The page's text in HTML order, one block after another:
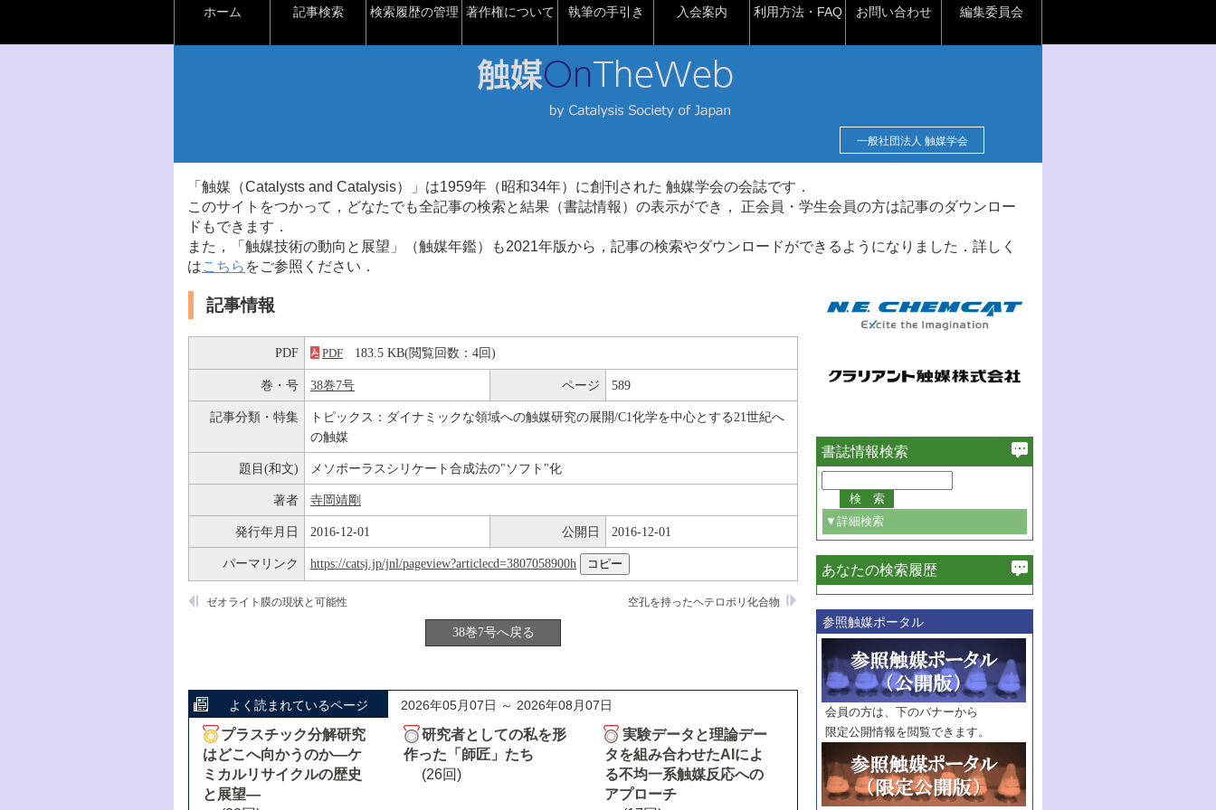
ホーム 記事検索 検索履歴の管理 著作権について 執筆の手引き 入会案内 利用方法・FAQ お問い合わせ 編集委員会
一般社団法人 触媒学会
「触媒（Catalysts and Catalysis）」は1959年（昭和34年）に創刊された 触媒学会の会誌です．
このサイトをつかって，どなたでも全記事の検索と結果（書誌情報）の表示ができ， 正会員・学生会員の方は記事のダウンロー
ドもできます．
また，「触媒技術の動向と展望」（触媒年鑑）も2021年版から，記事の検索やダウンロードができるようになりました．詳しく
はこちら をご参照ください．
記事情報
PDF PDF 183.5 KB(閲覧回数：4回)
巻・号 38巻7号 ページ 589
記事分類・特集
トピックス：ダイナミックな領域への触媒研究の展開/C1化学を中心とする21世紀へ
の触媒
題目(和文) メソポーラスシリケート合成法の"ソフト"化
著者 寺岡靖剛
発行年月日 2016-12-01 公開日 2016-12-01
パーマリンク https://catsj.jp/jnl/pageview?articlecd=3807058900h
空孔を持ったヘテロポリ化合物
ゼオライト膜の現状と可能性
38巻7号へ戻る
よく読まれているページ 2026年05月07日 ～ 2026年08月07日
プラスチック分解研究
はどこへ向かうのか―ケ
ミカルリサイクルの歴史
と展望―
研究者としての私を形
作った「師匠」たち
(26回)
実験データと理論デー
タを組み合わせたAIによ
る不均一系触媒反応への
アプローチ
書誌情報検索
▼詳細検索
必ず含む
巻・号指定
巻
号
範囲指定
巻
号～
巻
号
触媒年鑑
年度
記事種別
マーク：
マークあり
あなたの検索履歴
参照触媒ポータル
会員の方は、下のバナーから
限定公開情報を閲覧できます。